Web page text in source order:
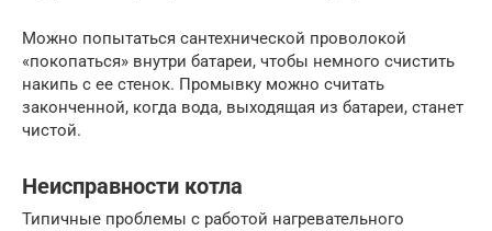
Можно попытаться сантехнической проволокой
«покопаться» внутри батареи, чтобы немного счистить
накипь с ее стенок. Промывку можно считать
законченной, когда вода, выходящая из батареи, станет
чистой.
Неисправности котла
Типичные проблемы с работой нагревательного